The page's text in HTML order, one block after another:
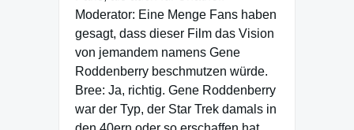
Moderator: Eine Menge Fans haben
gesagt, dass dieser Film das Vision
von jemandem namens Gene
Roddenberry beschmutzen würde.
Bree: Ja, richtig. Gene Roddenberry
war der Typ, der Star Trek damals in